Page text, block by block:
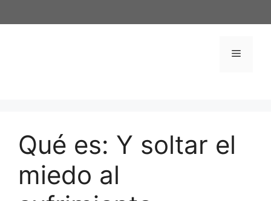
al
Menú
Qué es: Y soltar el
miedo al